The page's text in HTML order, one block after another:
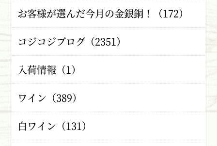
お客様が選んだ今月の金銀銅！（172）
コジコジブログ（2351）
入荷情報（1）
ワイン（389）
白ワイン（131）